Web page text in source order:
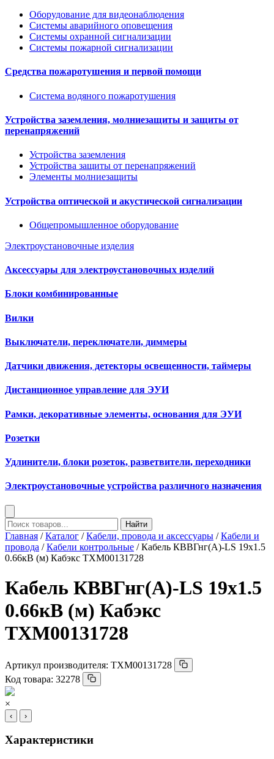
Оборудование для видеонаблюдения
Системы аварийного оповещения
Системы охранной сигнализации
Системы пожарной сигнализации
Средства пожаротушения и первой помощи
Система водяного пожаротушения
Устройства заземления, молниезащиты и защиты от
перенапряжений
Устройства заземления
Устройства защиты от перенапряжений
Элементы молниезащиты
Устройства оптической и акустической сигнализации
Общепромышленное оборудование
Электроустановочные изделия
Аксессуары для электроустановочных изделий
Блоки комбинированные
Вилки
Выключатели, переключатели, диммеры
Датчики движения, детекторы освещенности, таймеры
Дистанционное управление для ЭУИ
Рамки, декоративные элементы, основания для ЭУИ
Розетки
Удлинители, блоки розеток, разветвители, переходники
Электроустановочные устройства различного назначения
Найти
Главная /Каталог /Кабели, провода и аксессуары /Кабели и
провода /Кабели контрольные / Кабель КВВГнг(А)-LS 19х1.5
0.66кВ (м) Кабэкс ТХМ00131728
Кабель КВВГнг(А)-LS 19х1.5
0.66кВ (м) Кабэкс
ТХМ00131728
Артикул производителя: ТХМ00131728
Код товара: 32278
×
‹ ›
Характеристики